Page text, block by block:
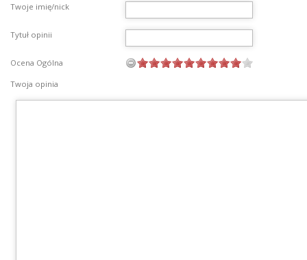
Twoje imię/nick
Tytuł opinii
Ocena Ogólna
Twoja opinia